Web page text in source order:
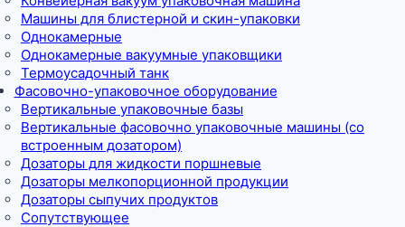
Машины для блистерной и скин-упаковки
Однокамерные
Однокамерные вакуумные упаковщики
Термоусадочный танк
Фасовочно-упаковочное оборудование
Вертикальные упаковочные базы
Вертикальные фасовочно упаковочные машины (со
встроенным дозатором)
Дозаторы для жидкости поршневые
Дозаторы мелкопорционной продукции
Дозаторы сыпучих продуктов
Сопутствующее